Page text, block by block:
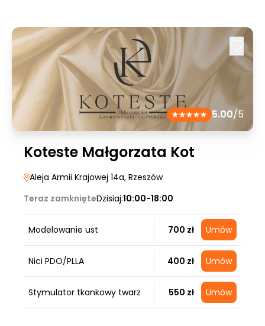
5.00/5
Koteste Małgorzata Kot
Aleja Armii Krajowej 14a, Rzeszów
Teraz zamknięteDzisiaj:10:00-18:00
Modelowanie ust 700 zł Umów
Nici PDO/PLLA 400 zł Umów
Stymulator tkankowy twarz 550 zł Umów